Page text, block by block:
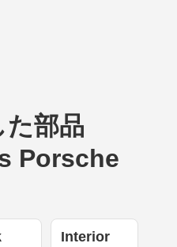
た部品
Porsche
Interior